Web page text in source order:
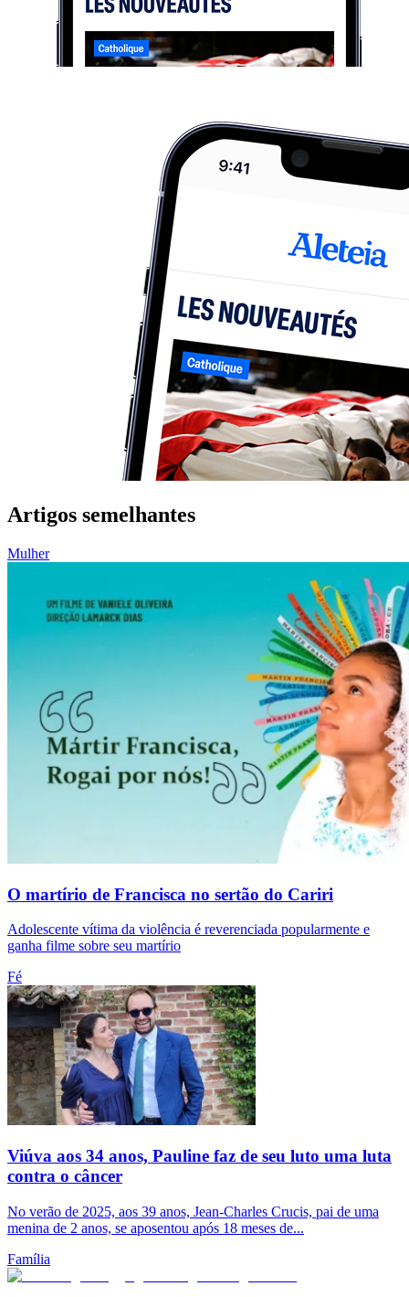
Artigos semelhantes
Mulher
O martírio de Francisca no sertão do Cariri
Adolescente vítima da violência é reverenciada popularmente e
ganha filme sobre seu martírio
Fé
Viúva aos 34 anos, Pauline faz de seu luto uma luta
contra o câncer
No verão de 2025, aos 39 anos, Jean-Charles Crucis, pai de uma
menina de 2 anos, se aposentou após 18 meses de...
Família